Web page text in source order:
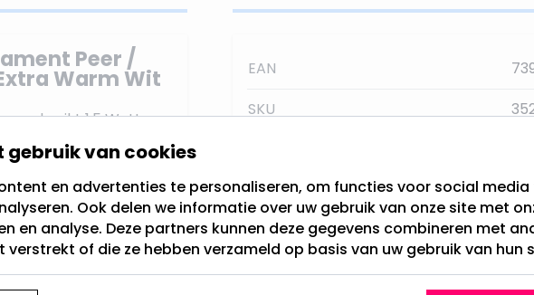
Peer /
Warm Wit
verbruikt 1.5 Watt en
is Extra Warm Wit,
genoemd. Dit is de
E27 LED
EAN
SKU
Fitting
Lichtkleur
Dimbaar
gebruik van cookies
en advertenties te personaliseren, om functies voor social media
Ook delen we informatie over uw gebruik van onze site met
en analyse. Deze partners kunnen deze gegevens combineren met
of die ze hebben verzameld op basis van uw gebruik van hun